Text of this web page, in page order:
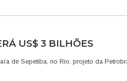
US$ 3 BILHÕES
de Sepetiba, no Rio, projeto da